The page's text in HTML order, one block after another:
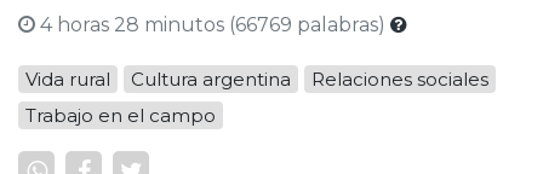
descubren suelen valorarla por su
autenticidad y por la riqueza de los detalles
que ofrece sobre una época pasada.
4 horas 28 minutos (66769 palabras)
Vida rural Cultura argentina
Relaciones sociales
Trabajo en el campo